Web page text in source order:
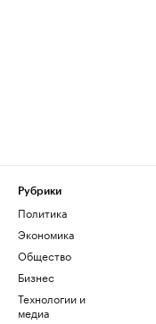
Рубрики
Политика
Экономика
Общество
Бизнес
Технологии и
медиа